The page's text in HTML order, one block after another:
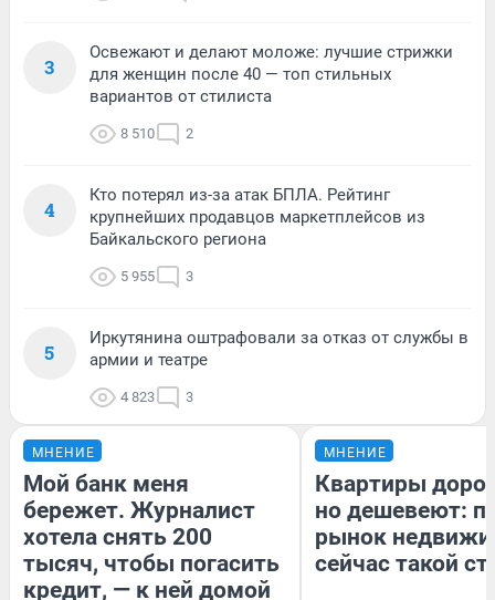
3
Освежают и делают моложе: лучшие стрижки
для женщин после 40 — топ стильных
вариантов от стилиста
8 510 2
4
Кто потерял из-за атак БПЛА. Рейтинг
крупнейших продавцов маркетплейсов из
Байкальского региона
5 955 3
5
Иркутянина оштрафовали за отказ от службы в
армии и театре
4 823 3
МНЕНИЕ
Мой банк меня
бережет. Журналист
хотела снять 200
тысяч, чтобы погасить
кредит, — к ней домой
МНЕНИЕ
Квартиры
но дешевеют:
рынок
сейчас такой